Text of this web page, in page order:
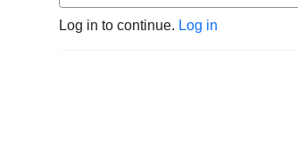
Log in to continue. Log in